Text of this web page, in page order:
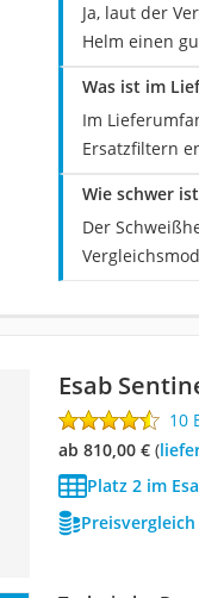
Ja, laut der
Helm einen
Was ist im
Im
Ersatzfiltern
Wie schwer
Der
Esab
10
ab 810,00 €(
Platz 2 im